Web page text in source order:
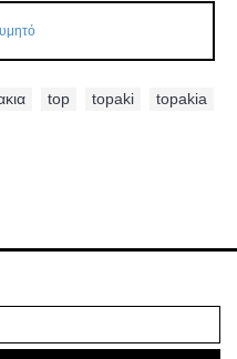
top topaki
topakia